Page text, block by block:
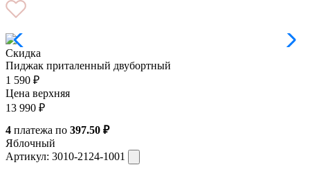
Скидка
Пиджак приталенный двубортный
1 590 ₽
Цена верхняя
13 990 ₽
4 платежа по 397.50 ₽
Яблочный
Артикул: 3010-2124-1001